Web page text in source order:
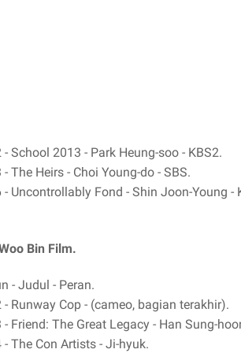
- School 2013 - Park Heung-soo - KBS2.
- The Heirs - Choi Young-do - SBS.
- Uncontrollably Fond - Shin Joon-Young -
Bin Film.
- Judul - Peran.
- Runway Cop - (cameo, bagian terakhir).
- Friend: The Great Legacy - Han Sung-
- The Con Artists - Ji-hyuk.